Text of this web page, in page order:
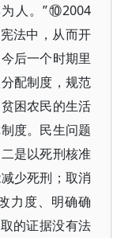
人。”⑩2004
法中，从而开
后一个时期里
配制度，规范
困农民的生活
度。民生问题
是以死刑核准
少死刑；取消
力度、明确确
的证据没有法